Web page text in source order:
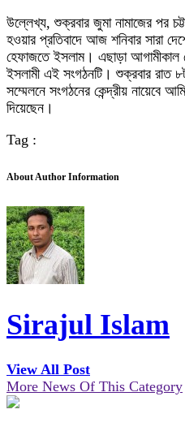
উল্লেখ্য, শুক্রবার জুমা নামাজের পর
হওয়ার প্রতিবাদে আজ শনিবার সারা
হেফাজতে ইসলাম। এছাড়া আগামীকাল
ইসলামী এই সংগঠনটি। শুক্রবার রাত
সম্মেলনে সংগঠনের কেন্দ্রীয়
দিয়েছেন।
Tag :
About Author Information
Sirajul Islam
View All Post
More News Of This Category